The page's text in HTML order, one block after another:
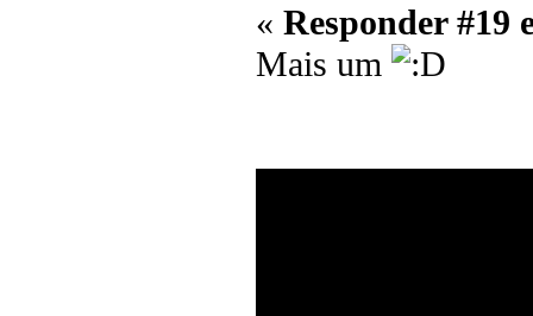
« Responder #19
Mais um